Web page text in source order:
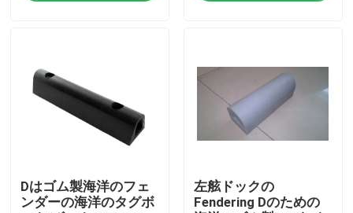
企業情報
Dはゴム製海洋のフェ
ンダーの海洋のタグボ
左舷ドックの
Fendering Dのための